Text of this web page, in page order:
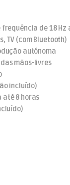
de 18 Hz
TV (com Bluetooth)
autónoma
mãos-livres
incluído)
8 horas